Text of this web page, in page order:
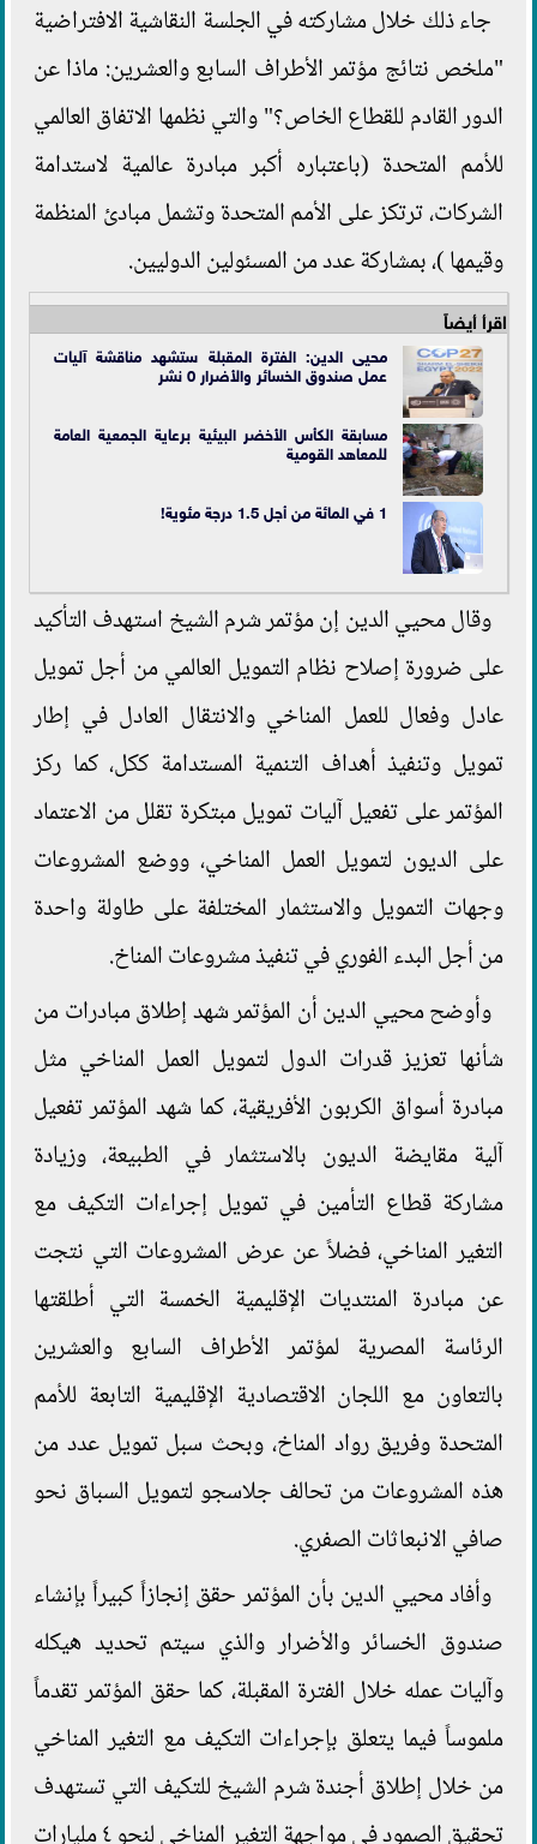
جاء ذلك خلال مشاركته في الجلسة النقاشية الافتراضية
"ملخص نتائج مؤتمر الأطراف السابع والعشرين: ماذا عن
الدور القادم للقطاع الخاص؟" والتي نظمها الاتفاق العالمي
للأمم المتحدة (باعتباره أكبر مبادرة عالمية لاستدامة
الشركات، ترتكز على الأمم المتحدة وتشمل مبادئ المنظمة
وقيمها )، بمشاركة عدد من المسئولين الدوليين.
اقرأ أيضاً
محيى الدين: الفترة المقبلة ستشهد مناقشة آليات
عمل صندوق الخسائر والأضرار 0 نشر
مسابقة الكأس الأخضر البيئية برعاية الجمعية العامة
للمعاهد القومية
1 في المائة من أجل 1.5 درجة مئوية!
وقال محيي الدين إن مؤتمر شرم الشيخ استهدف التأكيد
على ضرورة إصلاح نظام التمويل العالمي من أجل تمويل
عادل وفعال للعمل المناخي والانتقال العادل في إطار
تمويل وتنفيذ أهداف التنمية المستدامة ككل، كما ركز
المؤتمر على تفعيل آليات تمويل مبتكرة تقلل من الاعتماد
على الديون لتمويل العمل المناخي، ووضع المشروعات
وجهات التمويل والاستثمار المختلفة على طاولة واحدة
من أجل البدء الفوري في تنفيذ مشروعات المناخ.
وأوضح محيي الدين أن المؤتمر شهد إطلاق مبادرات من
شأنها تعزيز قدرات الدول لتمويل العمل المناخي مثل
مبادرة أسواق الكربون الأفريقية، كما شهد المؤتمر تفعيل
آلية مقايضة الديون بالاستثمار في الطبيعة، وزيادة
مشاركة قطاع التأمين في تمويل إجراءات التكيف مع
التغير المناخي، فضلاً عن عرض المشروعات التي نتجت
عن مبادرة المنتديات الإقليمية الخمسة التي أطلقتها
الرئاسة المصرية لمؤتمر الأطراف السابع والعشرين
بالتعاون مع اللجان الاقتصادية الإقليمية التابعة للأمم
المتحدة وفريق رواد المناخ، وبحث سبل تمويل عدد من
هذه المشروعات من تحالف جلاسجو لتمويل السباق نحو
صافي الانبعاثات الصفري.
وأفاد محيي الدين بأن المؤتمر حقق إنجازاً كبيراً بإنشاء
صندوق الخسائر والأضرار والذي سيتم تحديد هيكله
وآليات عمله خلال الفترة المقبلة، كما حقق المؤتمر تقدماً
ملموساً فيما يتعلق بإجراءات التكيف مع التغير المناخي
من خلال إطلاق أجندة شرم الشيخ للتكيف التي تستهدف